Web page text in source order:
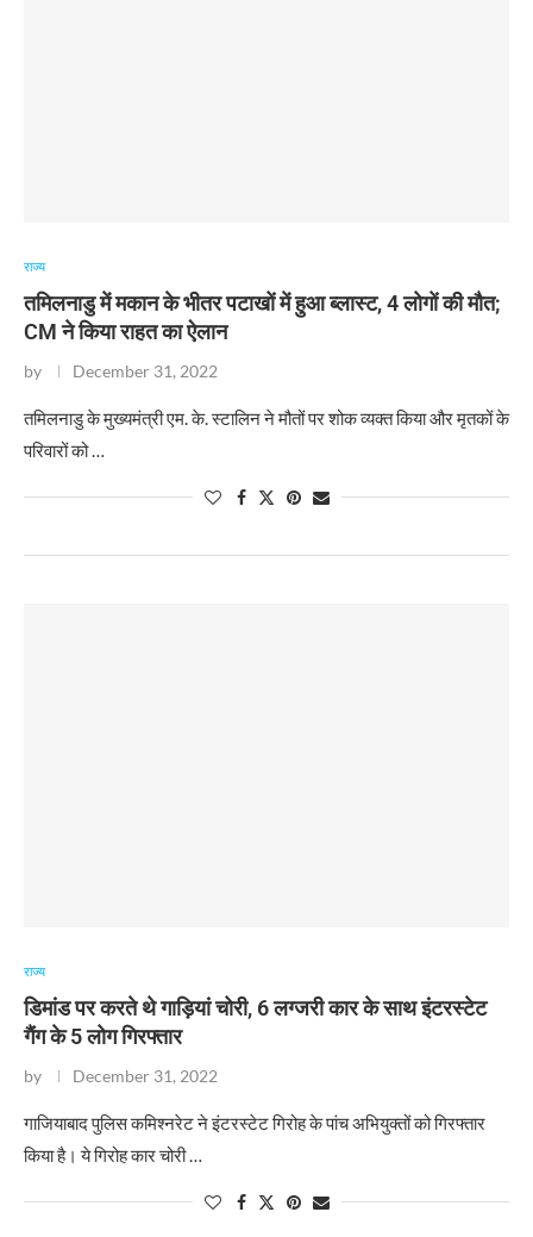
राज्य
तमिलनाडु में मकान के भीतर पटाखों में हुआ ब्लास्ट, 4 लोगों की मौत;
CM ने किया राहत का ऐलान
by December 31, 2022
​तमिलनाडु के मुख्यमंत्री एम. के. स्टालिन ने मौतों पर शोक व्यक्त किया और मृतकों के
परिवारों को …
राज्य
डिमांड पर करते थे गाड़ियां चोरी, 6 लग्जरी कार के साथ इंटरस्टेट
गैंग के 5 लोग गिरफ्तार
by December 31, 2022
​गाजियाबाद पुलिस कमिश्नरेट ने इंटरस्टेट गिरोह के पांच अभियुक्तों को गिरफ्तार
किया है। ये गिरोह कार चोरी …